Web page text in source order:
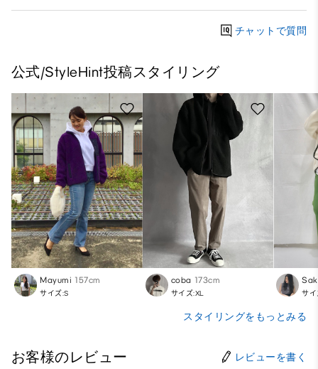
チャットで質問
公式/StyleHint投稿スタイリング
Mayumi 157cm
サイズ:S
coba 173cm
サイズ:XL サ
スタイリングをもっとみる
お客様のレビュー レビューを書く